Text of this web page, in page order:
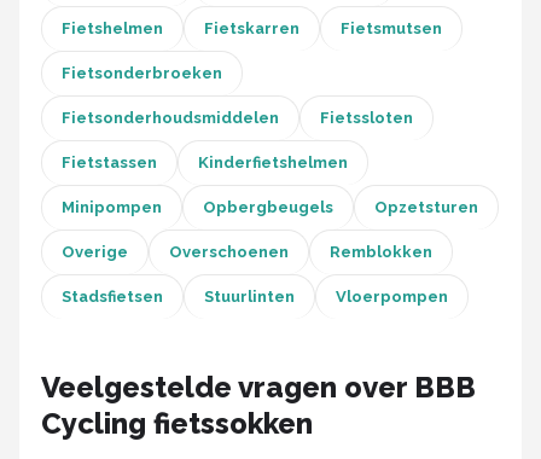
Alle merken →
Fietshelmen Fietskarren Fietsmutsen
Fietsonderbroeken
Fietsonderhoudsmiddelen Fietssloten
Fietstassen Kinderfietshelmen
Minipompen Opbergbeugels Opzetsturen
Overige Overschoenen Remblokken
Stadsfietsen Stuurlinten Vloerpompen
Veelgestelde vragen over BBB
Cycling fietssokken